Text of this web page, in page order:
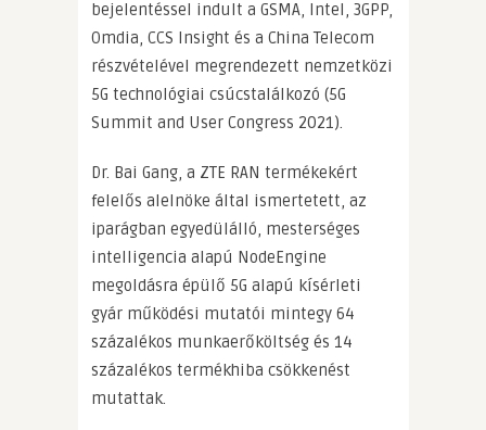
bejelentéssel indult a GSMA, Intel, 3GPP,
Omdia, CCS Insight és a China Telecom
részvételével megrendezett nemzetközi
5G technológiai csúcstalálkozó (5G
Summit and User Congress 2021).
Dr. Bai Gang, a ZTE RAN termékekért
felelős alelnöke által ismertetett, az
iparágban egyedülálló, mesterséges
intelligencia alapú NodeEngine
megoldásra épülő 5G alapú kísérleti
gyár működési mutatói mintegy 64
százalékos munkaerőköltség és 14
százalékos termékhiba csökkenést
mutattak.